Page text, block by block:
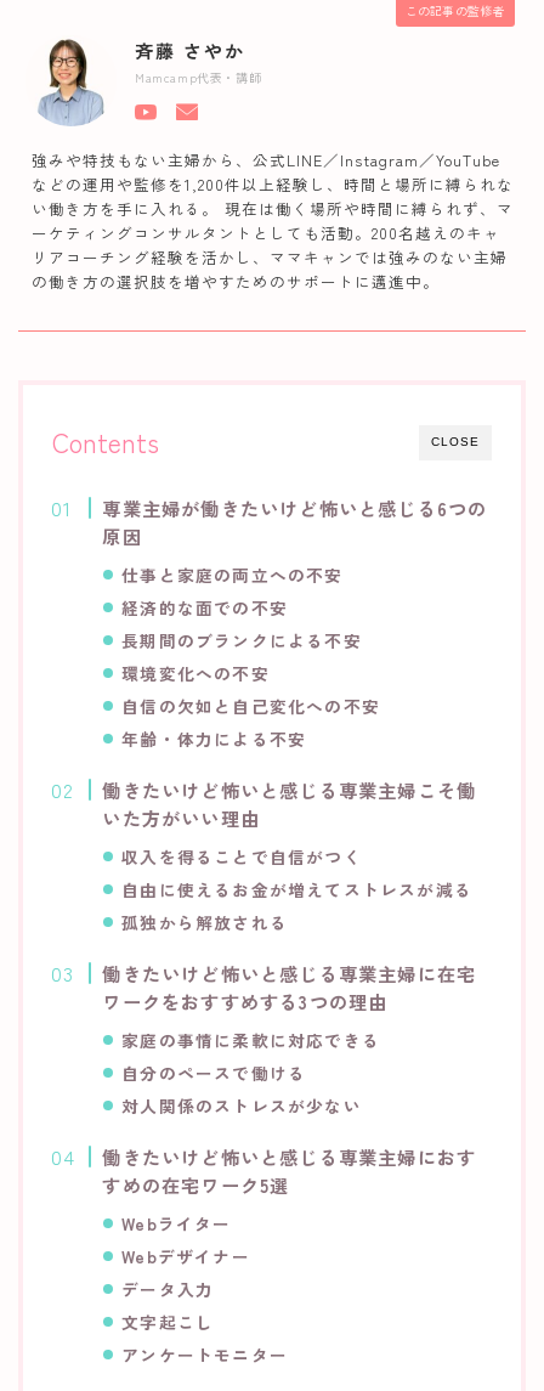
この記事の監修者
斉藤 さやか
Mamcamp代表・講師
強みや特技もない主婦から、公式LINE／Instagram／YouTube
などの運用や監修を1,200件以上経験し、時間と場所に縛られな
い働き方を手に入れる。 現在は働く場所や時間に縛られず、マ
ーケティングコンサルタントとしても活動。200名越えのキャ
リアコーチング経験を活かし、ママキャンでは強みのない主婦
の働き方の選択肢を増やすためのサポートに邁進中。
CLOSE
Contents
専業主婦が働きたいけど怖いと感じる6つの
原因
仕事と家庭の両立への不安
経済的な面での不安
長期間のブランクによる不安
環境変化への不安
自信の欠如と自己変化への不安
年齢・体力による不安
働きたいけど怖いと感じる専業主婦こそ働
いた方がいい理由
収入を得ることで自信がつく
自由に使えるお金が増えてストレスが減る
孤独から解放される
働きたいけど怖いと感じる専業主婦に在宅
ワークをおすすめする3つの理由
家庭の事情に柔軟に対応できる
自分のペースで働ける
対人関係のストレスが少ない
働きたいけど怖いと感じる専業主婦におす
すめの在宅ワーク5選
Webライター
Webデザイナー
データ入力
文字起こし
アンケートモニター